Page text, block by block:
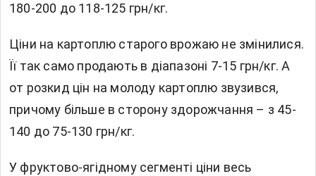
180-200 до 118-125 грн/кг.
Ціни на картоплю старого врожаю не змінилися.
Її так само продають в діапазоні 7-15 грн/кг. А
от розкид цін на молоду картоплю звузився,
причому більше в сторону здорожчання – з 45-
140 до 75-130 грн/кг.
У фруктово-ягідному сегменті ціни весь